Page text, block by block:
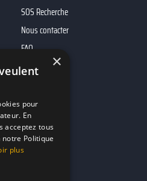
SOS Recherche
Nous contacter
FAQ
×
pour
En
acceptez tous
Politique
plus